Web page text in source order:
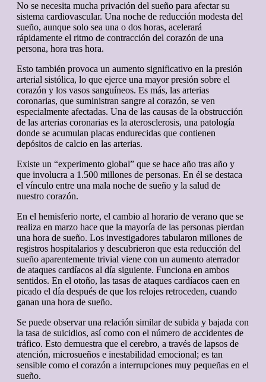
No se necesita mucha privación del sueño para afectar su
sistema cardiovascular. Una noche de reducción modesta del
sueño, aunque solo sea una o dos horas, acelerará
rápidamente el ritmo de contracción del corazón de una
persona, hora tras hora.
Esto también provoca un aumento significativo en la presión
arterial sistólica, lo que ejerce una mayor presión sobre el
corazón y los vasos sanguíneos. Es más, las arterias
coronarias, que suministran sangre al corazón, se ven
especialmente afectadas. Una de las causas de la obstrucción
de las arterias coronarias es la aterosclerosis, una patología
donde se acumulan placas endurecidas que contienen
depósitos de calcio en las arterias.
Existe un “experimento global” que se hace año tras año y
que involucra a 1.500 millones de personas. En él se destaca
el vínculo entre una mala noche de sueño y la salud de
nuestro corazón.
En el hemisferio norte, el cambio al horario de verano que se
realiza en marzo hace que la mayoría de las personas pierdan
una hora de sueño. Los investigadores tabularon millones de
registros hospitalarios y descubrieron que esta reducción del
sueño aparentemente trivial viene con un aumento aterrador
de ataques cardíacos al día siguiente. Funciona en ambos
sentidos. En el otoño, las tasas de ataques cardíacos caen en
picado el día después de que los relojes retroceden, cuando
ganan una hora de sueño.
Se puede observar una relación similar de subida y bajada con
la tasa de suicidios, así como con el número de accidentes de
tráfico. Esto demuestra que el cerebro, a través de lapsos de
atención, microsueños e inestabilidad emocional; es tan
sensible como el corazón a interrupciones muy pequeñas en el
sueño.